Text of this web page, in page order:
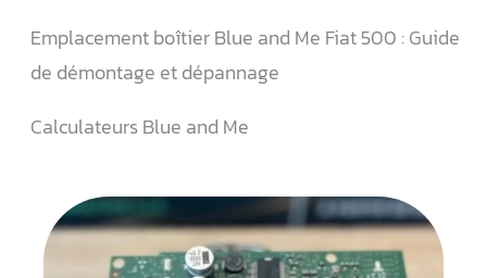
Emplacement boîtier Blue and Me Fiat 500 : Guide
de démontage et dépannage
Calculateurs Blue and Me